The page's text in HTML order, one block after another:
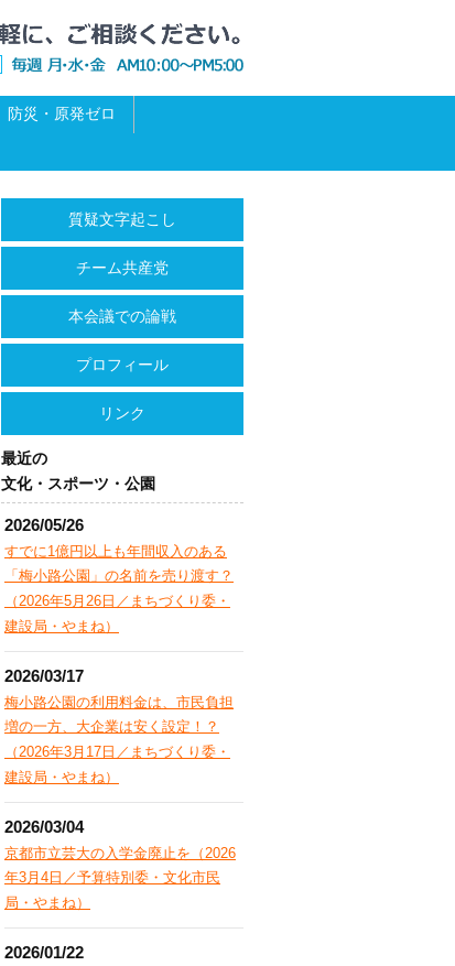
防災・原発ゼロ
質疑文字起こし
チーム共産党
本会議での論戦
プロフィール
リンク
最近の
文化・スポーツ・公園
2026/05/26
すでに1億円以上も年間収入のある
「梅小路公園」の名前を売り渡す？
（2026年5月26日／まちづくり委・
建設局・やまね）
2026/03/17
梅小路公園の利用料金は、市民負担
増の一方、大企業は安く設定！？
（2026年3月17日／まちづくり委・
建設局・やまね）
2026/03/04
京都市立芸大の入学金廃止を（2026
年3月4日／予算特別委・文化市民
局・やまね）
2026/01/22